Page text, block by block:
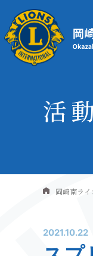
活
岡崎南ラ
2021.10.22